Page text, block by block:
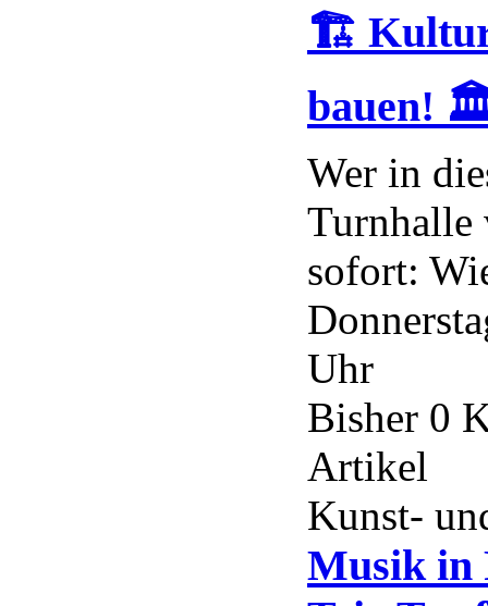
🏗️ Kultur
bauen!
Wer in
Turnhalle
sofort:
Uhr
Bisher 0
Artikel
Kunst-
Musik in